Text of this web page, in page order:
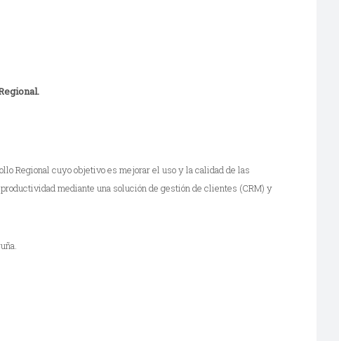
Regional cuyo objetivo es mejorar el uso y la calidad de las
mediante una solución de gestión de clientes (CRM) y